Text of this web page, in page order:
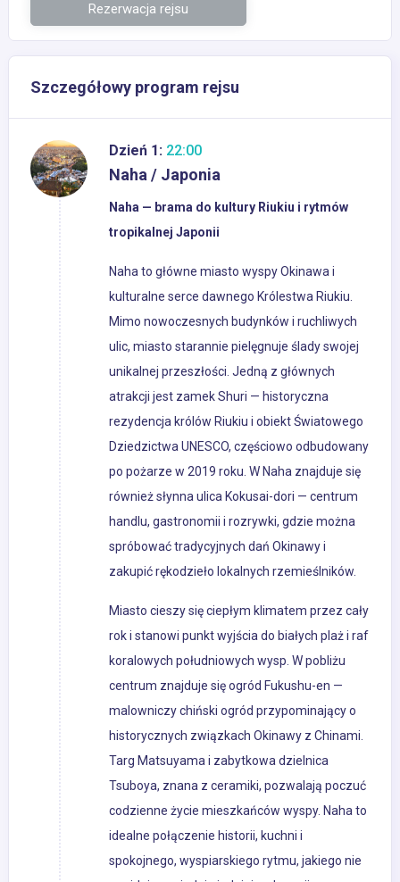
Rezerwacja rejsu
Szczegółowy program rejsu
Dzień 1: 22:00
Naha / Japonia
Naha — brama do kultury Riukiu i rytmów
tropikalnej Japonii
Naha to główne miasto wyspy Okinawa i
kulturalne serce dawnego Królestwa Riukiu.
Mimo nowoczesnych budynków i ruchliwych
ulic, miasto starannie pielęgnuje ślady swojej
unikalnej przeszłości. Jedną z głównych
atrakcji jest zamek Shuri — historyczna
rezydencja królów Riukiu i obiekt Światowego
Dziedzictwa UNESCO, częściowo odbudowany
po pożarze w 2019 roku. W Naha znajduje się
również słynna ulica Kokusai-dori — centrum
handlu, gastronomii i rozrywki, gdzie można
spróbować tradycyjnych dań Okinawy i
zakupić rękodzieło lokalnych rzemieślników.
Miasto cieszy się ciepłym klimatem przez cały
rok i stanowi punkt wyjścia do białych plaż i raf
koralowych południowych wysp. W pobliżu
centrum znajduje się ogród Fukushu-en —
malowniczy chiński ogród przypominający o
historycznych związkach Okinawy z Chinami.
Targ Matsuyama i zabytkowa dzielnica
Tsuboya, znana z ceramiki, pozwalają poczuć
codzienne życie mieszkańców wyspy. Naha to
idealne połączenie historii, kuchni i
spokojnego, wyspiarskiego rytmu, jakiego nie